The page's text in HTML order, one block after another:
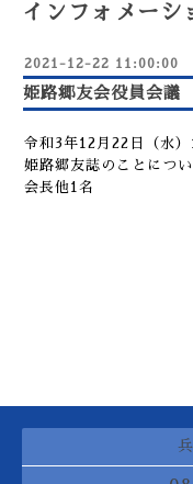
インフォメーシ
2021-12-22 11:00:00
姫路郷友会役員会議
令和3年12月22日（水
姫路郷友誌のことについ
会長他1名